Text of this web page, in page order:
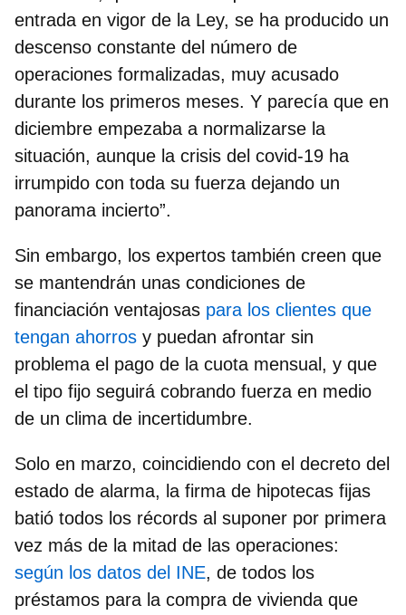
entrada en vigor de la Ley, se ha producido un
descenso constante del número de
operaciones formalizadas, muy acusado
durante los primeros meses. Y parecía que en
diciembre empezaba a normalizarse la
situación, aunque la crisis del covid-19 ha
irrumpido con toda su fuerza dejando un
panorama incierto”.
Sin embargo, los expertos también creen que
se mantendrán unas condiciones de
financiación ventajosas para los clientes que
tengan ahorros y puedan afrontar sin
problema el pago de la cuota mensual, y que
el tipo fijo seguirá cobrando fuerza en medio
de un clima de incertidumbre.
Solo en marzo, coincidiendo con el decreto del
estado de alarma, la firma de hipotecas fijas
batió todos los récords al suponer por primera
vez más de la mitad de las operaciones:
según los datos del INE, de todos los
préstamos para la compra de vivienda que